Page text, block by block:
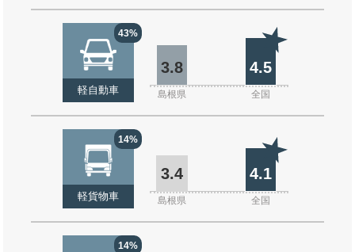
43%
軽自動車
3.8 4.5
島根県 全国
14%
軽貨物車
3.4 4.1
島根県 全国
14%